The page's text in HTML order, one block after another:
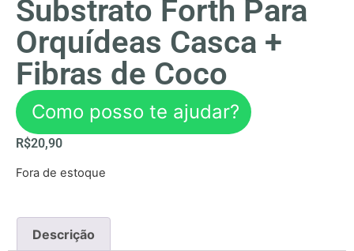
Substrato Forth Para
Orquídeas Casca +
Fibras de Coco
Como posso te ajudar?
R$20,90
Fora de estoque
Descrição